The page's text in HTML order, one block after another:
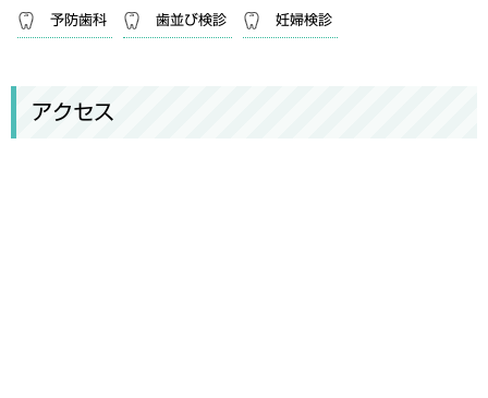
予防歯科 歯並び検診 妊婦検診
アクセス